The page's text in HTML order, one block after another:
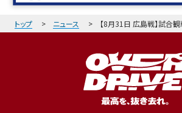
トップ ニュース 【8月31日 広島戦】試合